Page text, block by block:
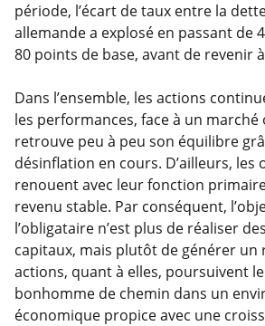
période, l’écart de taux entre la
allemande a explosé en passant de
80 points de base, avant de revenir
Dans l’ensemble, les actions
les performances, face à un
retrouve peu à peu son équilibre
désinflation en cours. D’ailleurs, les
renouent avec leur fonction
revenu stable. Par conséquent,
l’obligataire n’est plus de réaliser
capitaux, mais plutôt de générer un
actions, quant à elles, poursuivent
bonhomme de chemin dans un
économique propice avec une